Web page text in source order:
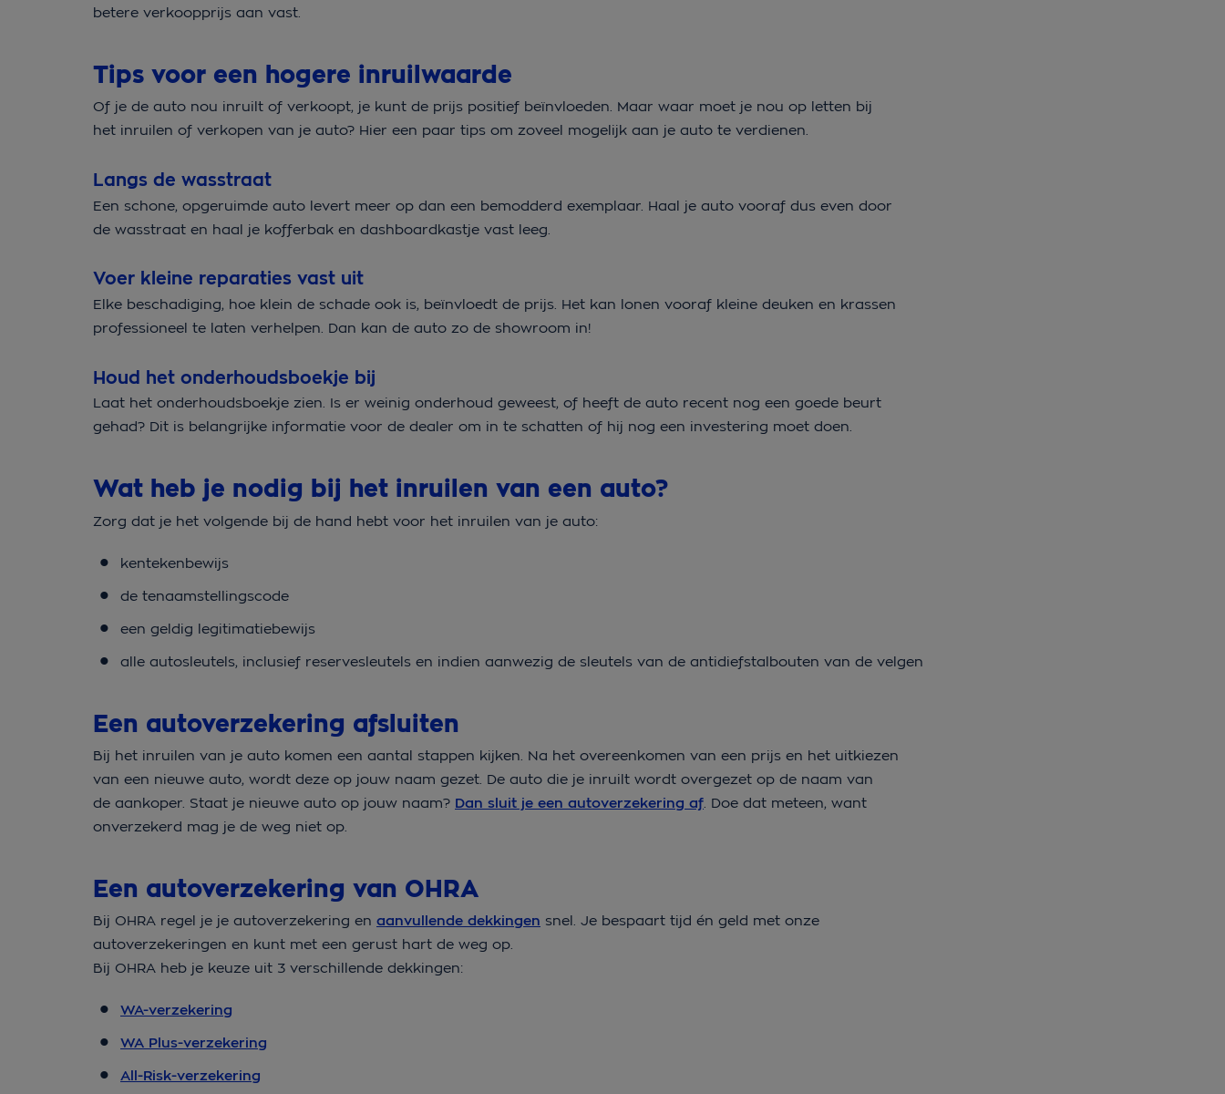
betere verkoopprijs aan vast.
Tips voor een hogere inruilwaarde
Of je de auto nou inruilt of verkoopt, je kunt de prijs positief beïnvloeden. Maar waar moet je nou op letten bij
het inruilen of verkopen van je auto? Hier een paar tips om zoveel mogelijk aan je auto te verdienen.
Langs de wasstraat
Een schone, opgeruimde auto levert meer op dan een bemodderd exemplaar. Haal je auto vooraf dus even door
de wasstraat en haal je kofferbak en dashboardkastje vast leeg.
Voer kleine reparaties vast uit
Elke beschadiging, hoe klein de schade ook is, beïnvloedt de prijs. Het kan lonen vooraf kleine deuken en krassen
professioneel te laten verhelpen. Dan kan de auto zo de showroom in!
Houd het onderhoudsboekje bij
Laat het onderhoudsboekje zien. Is er weinig onderhoud geweest, of heeft de auto recent nog een goede beurt
gehad? Dit is belangrijke informatie voor de dealer om in te schatten of hij nog een investering moet doen.
Wat heb je nodig bij het inruilen van een auto?
Zorg dat je het volgende bij de hand hebt voor het inruilen van je auto:
kentekenbewijs
de tenaamstellingscode
een geldig legitimatiebewijs
alle autosleutels, inclusief reservesleutels en indien aanwezig de sleutels van de antidiefstalbouten van de velgen
Een autoverzekering afsluiten
Bij het inruilen van je auto komen een aantal stappen kijken. Na het overeenkomen van een prijs en het uitkiezen
van een nieuwe auto, wordt deze op jouw naam gezet. De auto die je inruilt wordt overgezet op de naam van
de aankoper. Staat je nieuwe auto op jouw naam? Dan sluit je een autoverzekering af. Doe dat meteen, want
onverzekerd mag je de weg niet op.
Een autoverzekering van OHRA
Bij OHRA regel je je autoverzekering en aanvullende dekkingen snel. Je bespaart tijd én geld met onze
autoverzekeringen en kunt met een gerust hart de weg op.
Bij OHRA heb je keuze uit 3 verschillende dekkingen:
WA-verzekering
WA Plus-verzekering
All-Risk-verzekering